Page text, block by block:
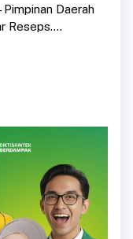
Pimpinan Daerah
Reseps....